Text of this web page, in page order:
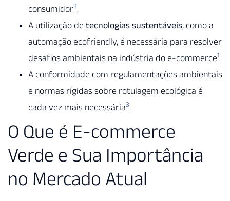
consumidor3.
A utilização de tecnologias sustentáveis, como a
automação ecofriendly, é necessária para resolver
desafios ambientais na indústria do e-commerce1.
A conformidade com regulamentações ambientais
e normas rígidas sobre rotulagem ecológica é
cada vez mais necessária3.
O Que é E-commerce
Verde e Sua Importância
no Mercado Atual